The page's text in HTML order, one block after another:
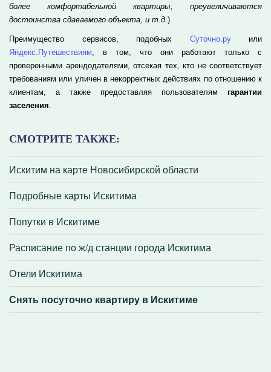
СМОТРИТЕ ТАКЖЕ:
Искитим на карте Новосибирской области
Подробные карты Искитима
Попутки в Искитиме
Расписание по ж/д станции города Искитима
Отели Искитима
Снять посуточно квартиру в Искитиме
более комфортабельной квартиры, преувеличиваются
достоинства сдаваемого объекта, и т.д.).
Преимущество сервисов, подобных Суточно.руили
Яндекс.Путешествиям, в том, что они работают только с
проверенными арендодателями, отсекая тех, кто не соответствует
требованиям или уличен в некорректных действиях по отношению к
клиентам, а также предоставляя пользователям гарантии
заселения.